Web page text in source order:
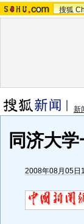
搜狐
新
同济大
2008年08月05日